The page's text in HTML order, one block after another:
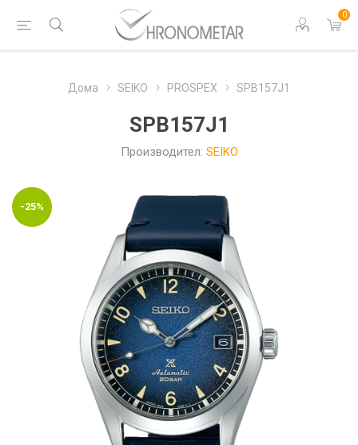
0
Дома SEIKO PROSPEX SPB157J1
SPB157J1
Производител: SEIKO
-25%